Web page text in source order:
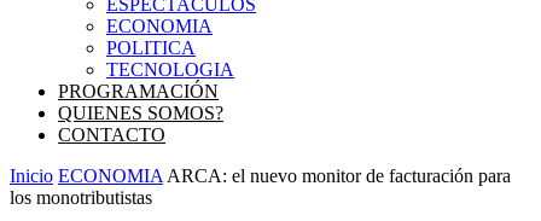
ESPECTACULOS
ECONOMIA
POLITICA
TECNOLOGIA
PROGRAMACIÓN
QUIENES SOMOS?
CONTACTO
Inicio ECONOMIA ARCA: el nuevo monitor de facturación para
los monotributistas